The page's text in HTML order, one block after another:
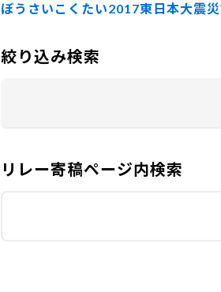
ぼうさいこくたい2017東日本大震災
絞り込み検索
リレー寄稿ページ内検索